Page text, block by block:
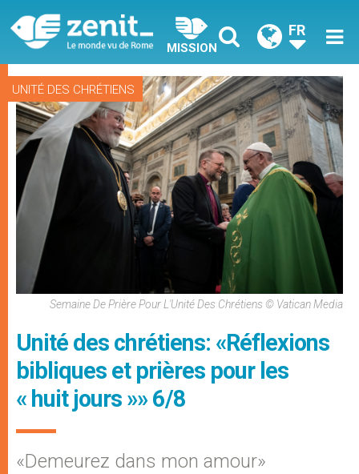
MISSION
FR
UNITÉ DES CHRÉTIENS
Semaine De Prière Pour L'Unité Des Chrétiens © Vatican Media
Unité des chrétiens: «Réflexions
bibliques et prières pour les
« huit jours »» 6/8
«Demeurez dans mon amour»